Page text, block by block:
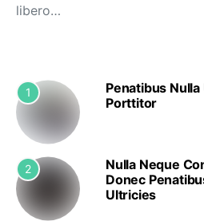
libero…
1
Penatibus Nulla
Porttitor
2
Nulla Neque
Donec
Ultricies